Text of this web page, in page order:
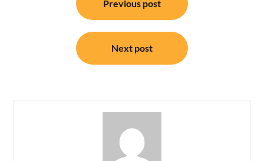
Previous post
Next post